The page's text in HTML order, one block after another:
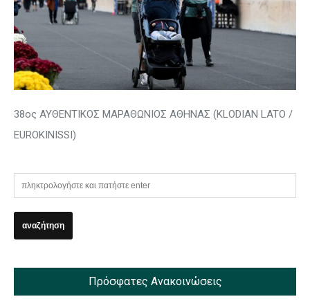
38ος ΑΥΘΕΝΤΙΚΟΣ ΜΑΡΑΘΩΝΙΟΣ ΑΘΗΝΑΣ (KLODIAN LATO /
EUROKINISSI)
Πρόσφατες Ανακοινώσεις